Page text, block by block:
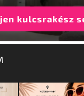
kulcsrakész